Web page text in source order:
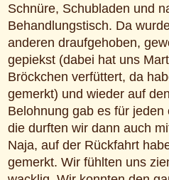
Schnüre, Schubladen und
Behandlungstisch. Da
anderen draufgehoben,
gepiekst (dabei hat uns
Bröckchen verfüttert, da
gemerkt) und wieder auf
Belohnung gab es für
die durften wir dann auch
Naja, auf der Rückfahrt
gemerkt. Wir fühlten uns